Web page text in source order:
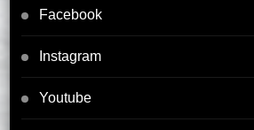
Facebook
Instagram
Youtube